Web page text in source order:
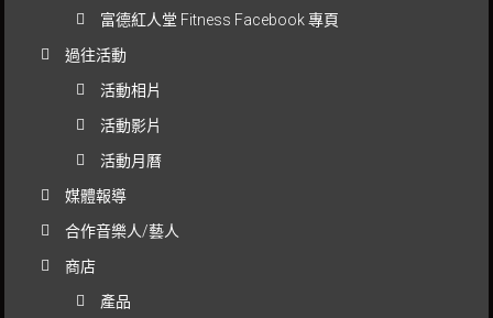
富德紅人堂 Fitness Facebook 專頁
過往活動
活動相片
活動影片
活動月曆
媒體報導
合作音樂人/藝人
商店
產品